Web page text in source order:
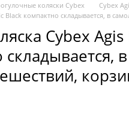
коляски Cybex
Cybex
Black компактно складывается, в
Cybex Agis
в